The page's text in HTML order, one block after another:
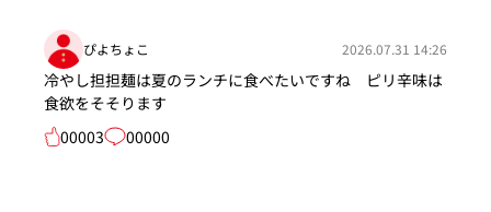
ぴよちょこ 2026.07.31 14:26
冷やし担担麺は夏のランチに食べたいですね ピリ辛味は
食欲をそそります
00003
00000